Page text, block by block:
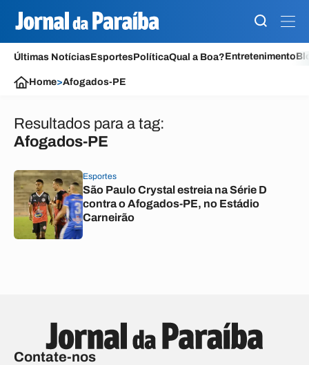
Últimas NotíciasEsportesPolíticaQual a Boa?Entretenimento
Home>Afogados-PE
Resultados para a tag:
Afogados-PE
Esportes
São Paulo Crystal estreia na Série D
contra o Afogados-PE, no Estádio
Carneirão
Contate-nos